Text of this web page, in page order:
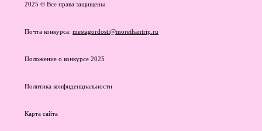
2025 © Все права защищены
Почта конкурса: mestagordosti@morethantrip.ru
Положение о конкурсе 2025
Политика конфиденциальности
Карта сайта